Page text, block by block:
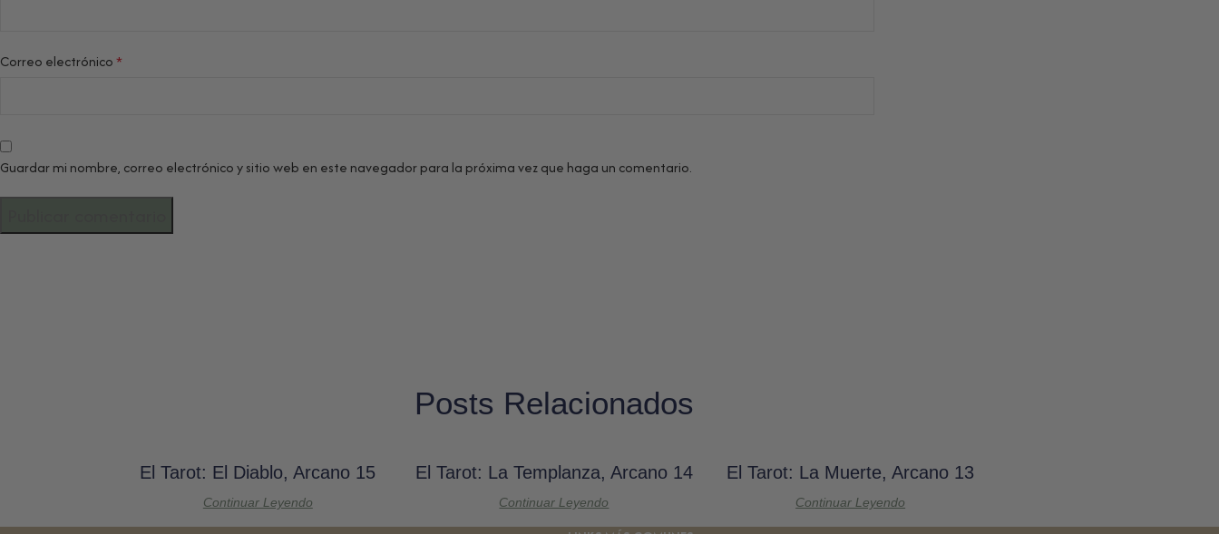
Correo electrónico*
Guardar mi nombre, correo electrónico y sitio web en este navegador para la próxima vez que haga un comentario.
Posts Relacionados
El Tarot: El Diablo, Arcano 15
Continuar Leyendo
El Tarot: La Templanza, Arcano 14
Continuar Leyendo
El Tarot: La Muerte, Arcano 13
Continuar Leyendo